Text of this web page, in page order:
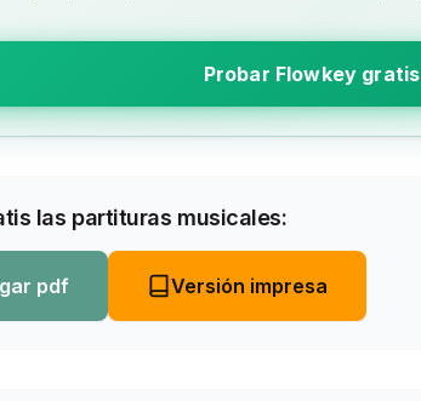
Probar Flowkey gratis
las partituras musicales:
pdf Versión impresa